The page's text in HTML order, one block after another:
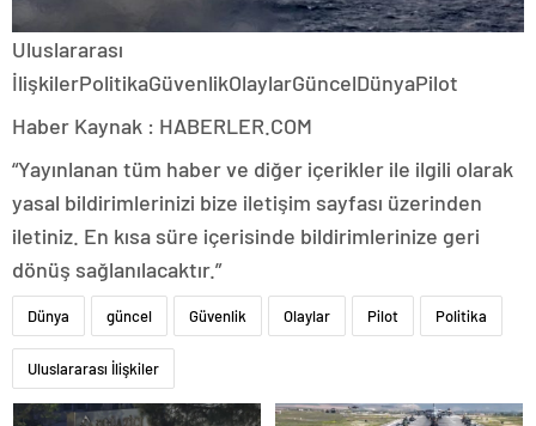
Uluslararası
İlişkilerPolitikaGüvenlikOlaylarGüncelDünyaPilot
Haber Kaynak : HABERLER.COM
“Yayınlanan tüm haber ve diğer içerikler ile ilgili olarak
yasal bildirimlerinizi bize iletişim sayfası üzerinden
iletiniz. En kısa süre içerisinde bildirimlerinize geri
dönüş sağlanılacaktır.”
Dünya güncel Güvenlik Olaylar Pilot Politika
Uluslararası İlişkiler